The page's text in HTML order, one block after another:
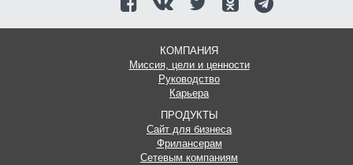
КОМПАНИЯ
Миссия, цели и ценности
Руководство
Карьера
ПРОДУКТЫ
Сайт для бизнеса
Фрилансерам
Сетевым компаниям